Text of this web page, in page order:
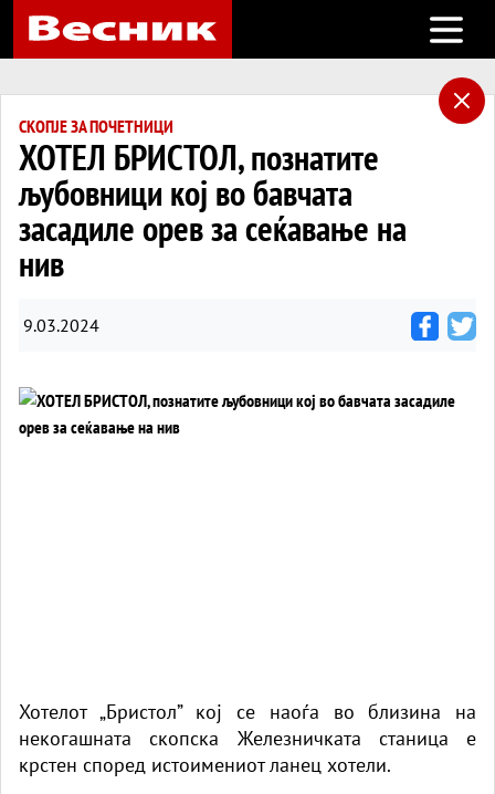
Open
СКОПЈЕ ЗА ПОЧЕТНИЦИ
ХОТЕЛ БРИСТОЛ, познатите
љубовници кој во бавчата
засадиле орев за сеќавање на
нив
9.03.2024
Хотелот „Бристол” кој се наоѓа во близина на
некогашната скопска Железничката станица е
крстен според истоимениот ланец хотели.